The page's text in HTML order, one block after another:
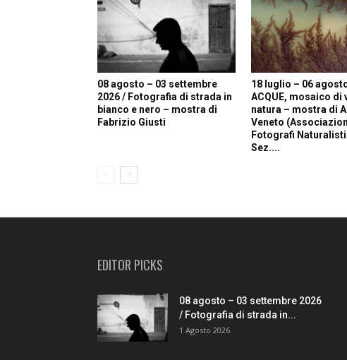
08 agosto – 03 settembre
2026 / Fotografia di strada in
bianco e nero – mostra di
Fabrizio Giusti
18 luglio – 06
ACQUE, mosaico di
natura – mostra di
Veneto
Fotografi
Sez....
EDITOR PICKS
08 agosto – 03 settembre 2026
/ Fotografia di strada in...
1 Agosto 2026